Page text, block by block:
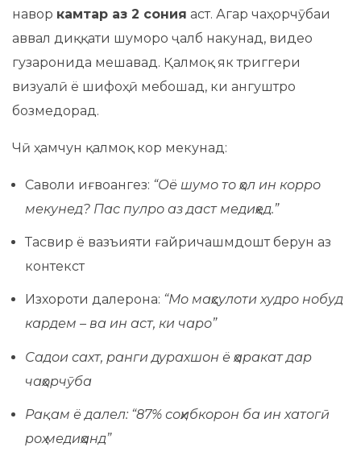
навор камтар аз 2 сония аст. Агар чаҳорчӯбаи
аввал диққати шуморо ҷалб накунад, видео
гузаронида мешавад. Қалмоқ як триггери
визуалӣ ё шифоҳӣ мебошад, ки ангуштро
бозмедорад.
Чӣ ҳамчун қалмоқ кор мекунад:
Саволи иғвоангез: “Оё шумо то ҳол ин корро
мекунед? Пас пулро аз даст медиҳед.”
Тасвир ё вазъияти ғайричашмдошт берун аз
контекст
Изхороти далерона: “Мо маҳсулоти худро нобуд
кардем – ва ин аст, ки чаро”
Садои сахт, ранги дурахшон ё ҳаракат дар
чаҳорчӯба
Рақам ё далел: “87% соҳибкорон ба ин хатогӣ
роҳ медиҳанд”